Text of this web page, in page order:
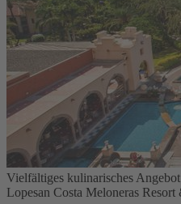
Vielfältiges kulinarisches Angebot
Lopesan Costa Meloneras Resort